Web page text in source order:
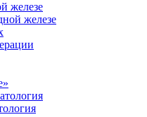
железе
железе